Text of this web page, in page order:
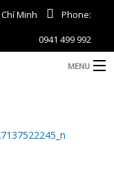
Minh
Phone:
0941 499 992
MENU